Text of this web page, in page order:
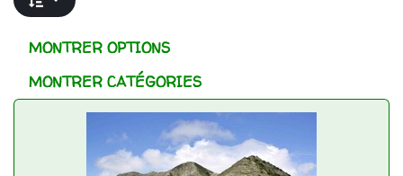
MONTRER OPTIONS
MONTRER CATÉGORIES